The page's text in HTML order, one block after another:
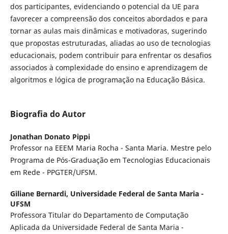
dos participantes, evidenciando o potencial da UE para
favorecer a compreensão dos conceitos abordados e para
tornar as aulas mais dinâmicas e motivadoras, sugerindo
que propostas estruturadas, aliadas ao uso de tecnologias
educacionais, podem contribuir para enfrentar os desafios
associados à complexidade do ensino e aprendizagem de
algoritmos e lógica de programação na Educação Básica.
Biografia do Autor
Jonathan Donato Pippi
Professor na EEEM Maria Rocha - Santa Maria. Mestre pelo
Programa de Pós-Graduação em Tecnologias Educacionais
em Rede - PPGTER/UFSM.
Giliane Bernardi, Universidade Federal de Santa Maria -
UFSM
Professora Titular do Departamento de Computação
Aplicada da Universidade Federal de Santa Maria -